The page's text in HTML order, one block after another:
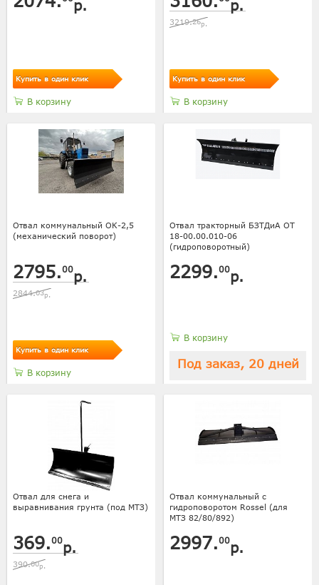
р.
Купить в один клик
В корзину
р.
3219.26р.
Купить в один клик
В корзину
Отвал коммунальный ОК-2,5
(механический поворот)
2795.00р.
2844.03р.
Купить в один клик
В корзину
Отвал тракторный БЗТДиА ОТ
18-00.00.010-06
(гидроповоротный)
2299.00р.
В корзину
Под заказ, 20 дней
Отвал для снега и
выравнивания грунта (под МТЗ)
369.00р.
390.00р.
Отвал коммунальный с
гидроповоротом Rossel (для
МТЗ 82/80/892)
2997.00р.